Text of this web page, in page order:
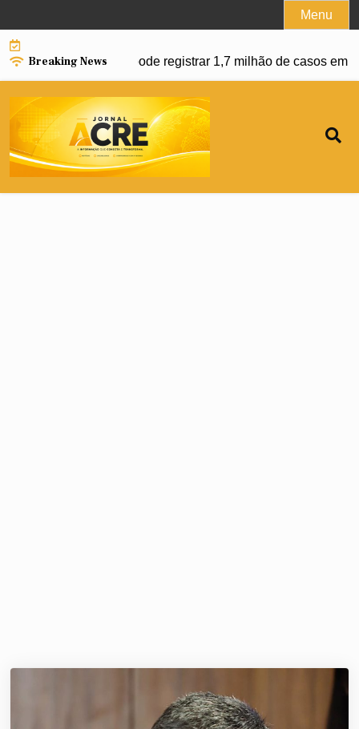
to
content
Menu
Breaking News
dengue e Brasil pode registrar 1,7 milhão de casos em